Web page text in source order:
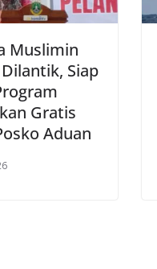
Muslimin
Siap
Gratis
Aduan